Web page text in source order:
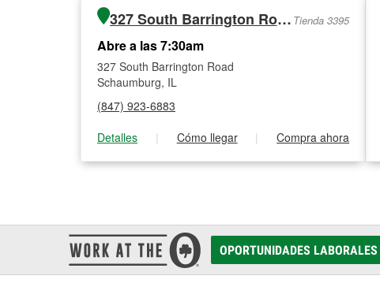
327 South Barrington Road Tienda 3395
Abre a las 7:30am
327 South Barrington Road
Schaumburg, IL
(847) 923-6883
Detalles
| Cómo llegar | Compra ahora
OPORTUNIDADES LABORALES